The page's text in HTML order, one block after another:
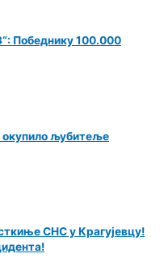
Победнику 100.000
љубитеље
СНС у Крагујевцу!